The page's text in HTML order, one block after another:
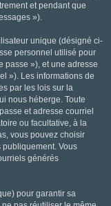
et pendant que
»).
unique (désigné ci-
personnel utilisé pour
passe »), et une adresse
»). Les informations de
par les lois sur la
nous héberge. Toute
et adresse courriel
ou facultative, à la
vous pouvez choisir
Vous
générés
pour garantir sa